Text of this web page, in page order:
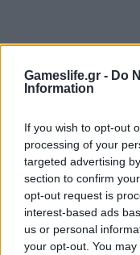
Gameslife.gr - Do
Information
If you wish to opt-out
processing of your
targeted advertising
section to confirm
opt-out request is
interest-based ads
us or personal
your opt-out. You
ΝΈΑ
O Mario